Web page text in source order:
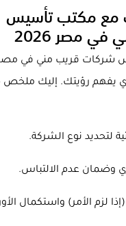
مع مكتب تأسيس
مصر 2026
يفهم رؤيتك. إليك ملخص
لتحديد نوع الشركة.
وضمان عدم الالتباس.
لزم الأمر) واستكمال